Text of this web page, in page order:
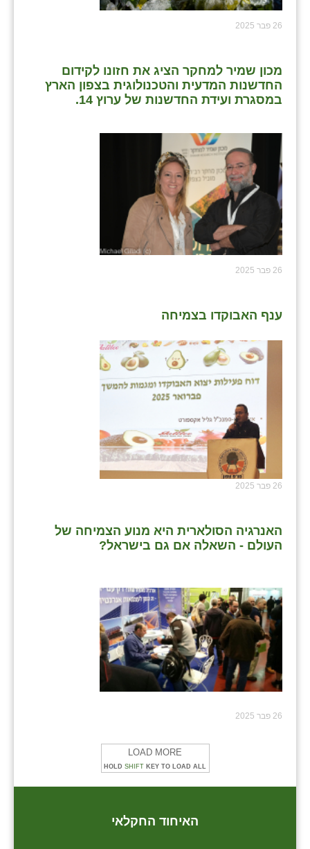
26 פבר 2025
מכון שמיר למחקר הציג את חזונו לקידום
החדשנות המדעית והטכנולוגית בצפון הארץ
במסגרת ועידת החדשנות של ערוץ 14.
26 פבר 2025
ענף האבוקדו בצמיחה
26 פבר 2025
האנרגיה הסולארית היא מנוע הצמיחה של
העולם - השאלה אם גם בישראל?
26 פבר 2025
LOAD MORE
HOLD SHIFT KEY TO LOAD ALL
האיחוד החקלאי